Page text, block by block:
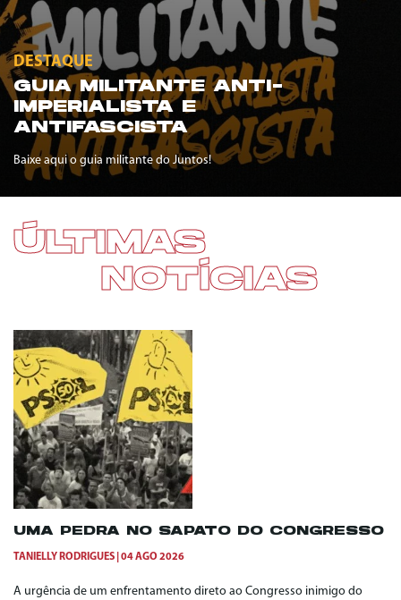
DESTAQUE
GUIA MILITANTE ANTI-
IMPERIALISTA E
ANTIFASCISTA
Baixe aqui o guia militante do Juntos!
ÚLTIMAS
NOTÍCIAS
UMA PEDRA NO SAPATO DO CONGRESSO
TANIELLY RODRIGUES 04 AGO 2026
A urgência de um enfrentamento direto ao Congresso inimigo do